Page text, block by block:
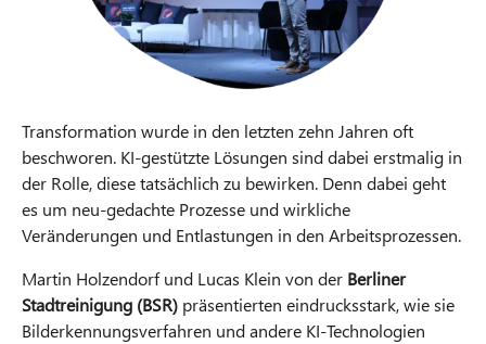
Transformation wurde in den letzten zehn Jahren oft
beschworen. KI-gestützte Lösungen sind dabei erstmalig in
der Rolle, diese tatsächlich zu bewirken. Denn dabei geht
es um neu-gedachte Prozesse und wirkliche
Veränderungen und Entlastungen in den Arbeitsprozessen.
Martin Holzendorf und Lucas Klein von der Berliner
Stadtreinigung (BSR) präsentierten eindrucksstark, wie sie
Bilderkennungsverfahren und andere KI-Technologien